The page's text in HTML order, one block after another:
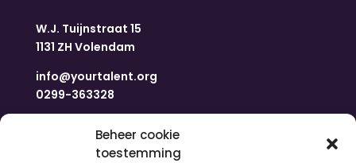
Beheer cookie
toestemming
W.J. Tuijnstraat 15
1131 ZH Volendam
info@yourtalent.org
0299-363328
Navigatie